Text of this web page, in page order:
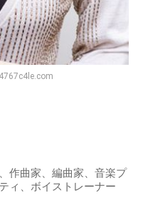
作曲家、編曲家、音楽プ
ィ、ボイストレーナー